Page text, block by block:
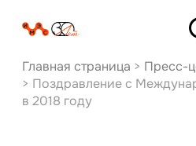
Главная страница > Пресс-
> Поздравление с
в 2018 году